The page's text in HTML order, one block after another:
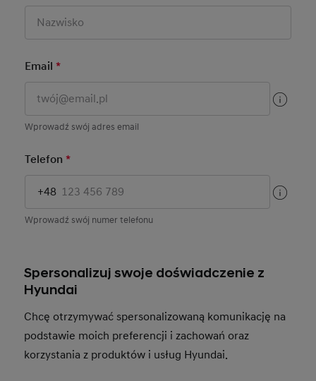
Email *Mandatory Field
Wprowadź swój adres email
Telefon *Mandatory Field
+48
Wprowadź swój numer telefonu
Spersonalizuj swoje doświadczenie z
Hyundai
Chcę otrzymywać spersonalizowaną komunikację na
podstawie moich preferencji i zachowań oraz
korzystania z produktów i usług Hyundai.